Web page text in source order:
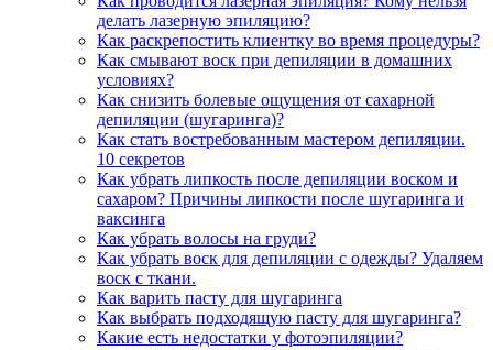
делать лазерную эпиляцию?
Как раскрепостить клиентку во время процедуры?
Как смывают воск при депиляции в домашних
условиях?
Как снизить болевые ощущения от сахарной
депиляции (шугаринга)?
Как стать востребованным мастером депиляции.
10 секретов
Как убрать липкость после депиляции воском и
сахаром? Причины липкости после шугаринга и
ваксинга
Как убрать волосы на груди?
Как убрать воск для депиляции с одежды? Удаляем
воск с ткани.
Как варить пасту для шугаринга
Как выбрать подходящую пасту для шугаринга?
Какие есть недостатки у фотоэпиляции?